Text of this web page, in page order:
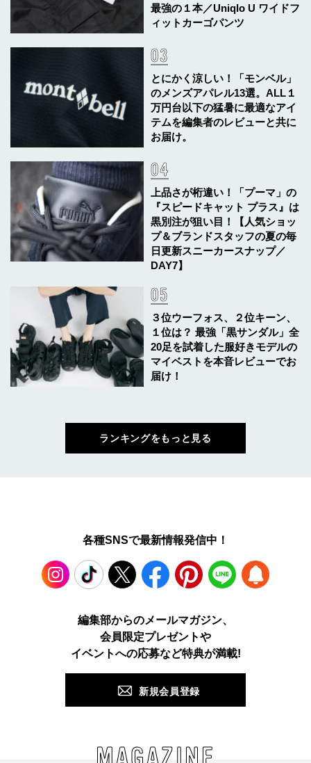
最強の１本／Uniqlo U ワイドフ
ィットカーゴパンツ
とにかく涼しい！「モンベル」
のメンズアパレル13選。ALL１
万円台以下の猛暑に最適なアイ
テムを編集者のレビューと共に
お届け。
上品さが桁違い！「プーマ」の
『スピードキャット プラス』は
黒別注が狙い目！【人気ショッ
プ＆ブランドスタッフの夏の毎
日更新スニーカースナップ／
DAY7】
３位ウーフォス、２位キーン、
１位は？ 最強「黒サンダル」全
20足を試着した服好きモデルの
マイベストを本音レビューでお
届け！
ランキングをもっと見る
各種SNSで最新情報発信中！
TikTok Facebook Pinterest LINE
編集部からのメールマガジン、
会員限定プレゼントや
イベントへの応募など特典が満載!
新規会員登録